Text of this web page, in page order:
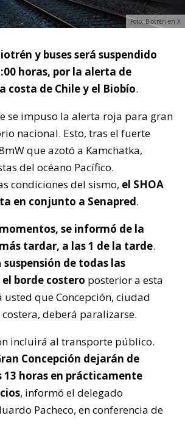
Foto: Biotrén en X
y buses será suspendido
horas, por la alerta de
costa de Chile y el Biobío.
se impuso la alerta roja para gran
nacional. Esto, tras el fuerte
que azotó a Kamchatka,
del océano Pacífico.
condiciones del sismo, el SHOA
en conjunto a Senapred.
se informó de la
tardar, a las 1 de la tarde.
suspensión de todas las
borde costero posterior a esta
que Concepción, ciudad
deberá paralizarse.
incluirá al transporte público.
Concepción dejarán de
13 horas en prácticamente
, informó el delegado
Pacheco, en conferencia de